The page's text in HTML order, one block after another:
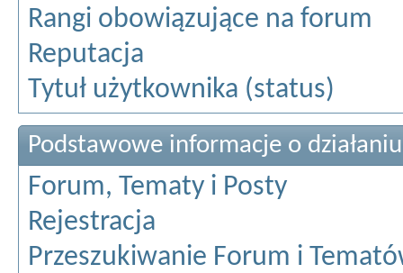
Rangi obowiązujące na forum
Reputacja
Tytuł użytkownika (status)
Podstawowe informacje o
Forum, Tematy i Posty
Rejestracja
Przeszukiwanie Forum i